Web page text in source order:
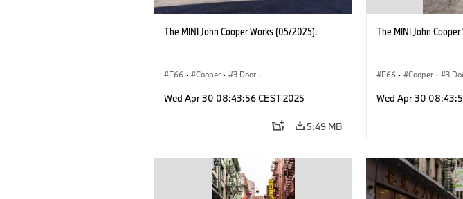
The MINI John Cooper Works (05/2025).
F66 · Cooper · 3 Door ·
Wed Apr 30 08:43:56 CEST 2025
5.49 MB
The MINI John
F66 · Cooper · 3
Wed Apr 30